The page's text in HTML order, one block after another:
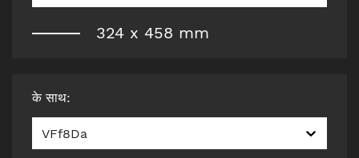
324 x 458 mm
के साथ:
VFf8Da